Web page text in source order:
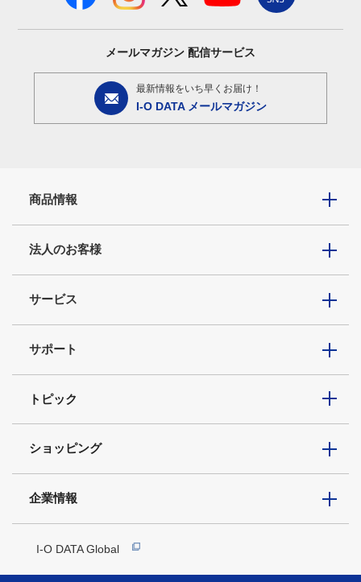
メールマガジン 配信サービス
最新情報をいち早くお届け！
I-O DATA メールマガジン
商品情報
法人のお客様
サービス
サポート
トピック
ショッピング
企業情報
I-O DATA Global